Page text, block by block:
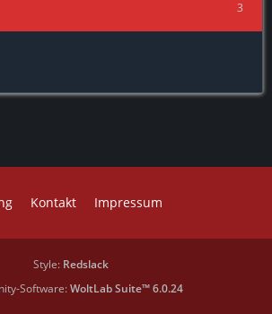
3
Kontakt Impressum
Style: Redslack
Software:WoltLab Suite™ 6.0.24